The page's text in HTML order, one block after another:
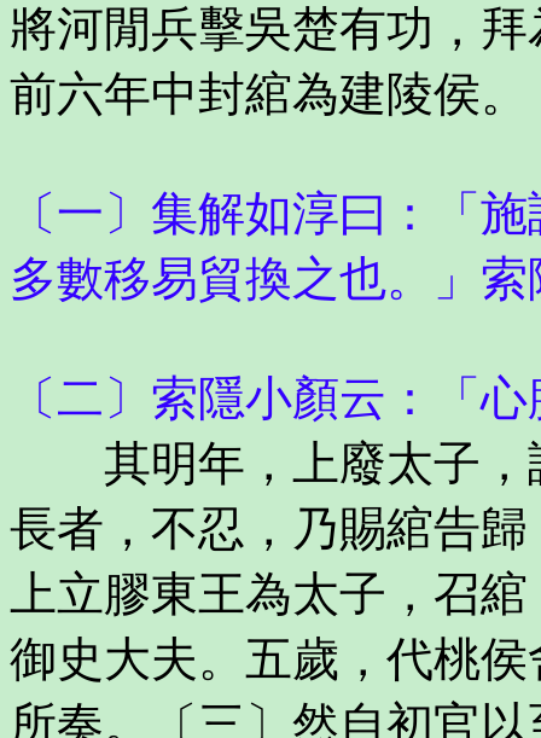
將河閒兵擊吳楚有功，
前六年中封綰為建陵侯。
〔一〕集解如淳曰：「
多數移易貿換之也。」
〔二〕索隱小顏云：「
其明年，上廢太子，
長者，不忍，乃賜綰告
上立膠東王為太子，召
御史大夫。五歲，代桃
所奏。〔三〕然自初官